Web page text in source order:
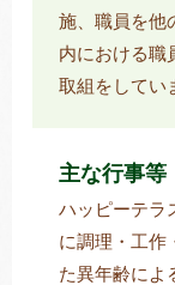
施、職員を他
内における職
取組をしてい
主な行事等
ハッピーテラ
に調理・工作
た異年齢によ